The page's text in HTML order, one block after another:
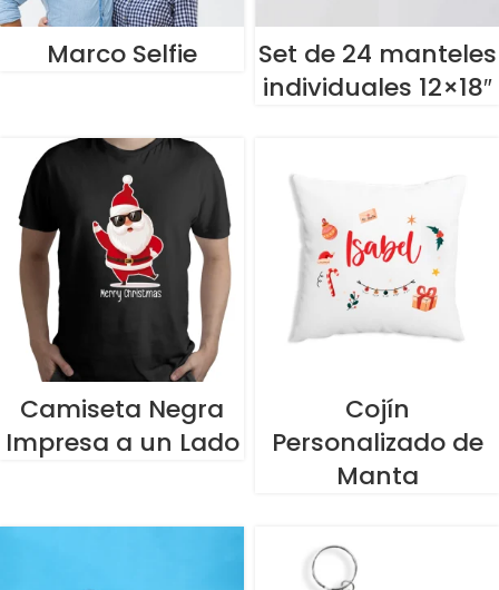
Marco Selfie
Set de 24 manteles
individuales 12×18″
Camiseta Negra
Impresa a un Lado
Cojín
Personalizado de
Manta